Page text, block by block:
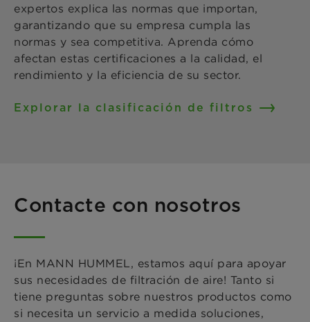
expertos explica las normas que importan,
garantizando que su empresa cumpla las
normas y sea competitiva. Aprenda cómo
afectan estas certificaciones a la calidad, el
rendimiento y la eficiencia de su sector.
Explorar la clasificación de filtros
Contacte con nosotros
¡En MANN HUMMEL, estamos aquí para apoyar
sus necesidades de filtración de aire! Tanto si
tiene preguntas sobre nuestros productos como
si necesita un servicio a medida soluciones,